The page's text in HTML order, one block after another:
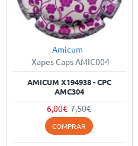
Amicum
Xapes Caps AMIC004
AMICUM X194938 - CPC
AMC304
6,00€ 7,50€
COMPRAR